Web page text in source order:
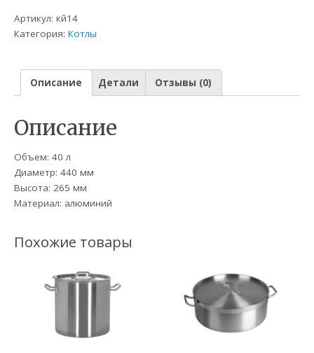
Артикул:кй14
Категория:Котлы
Описание Детали Отзывы (0)
Описание
Объем: 40 л
Диаметр: 440 мм
Высота: 265 мм
Материал: алюминий
Похожие товары